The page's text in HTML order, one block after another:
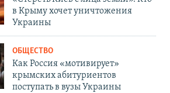
в Крыму хочет уничтожения
Украины
ОБЩЕСТВО
Как Россия «мотивирует»
крымских абитуриентов
поступать в вузы Украины